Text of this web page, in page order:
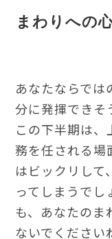
まわりへの
あなたならで
分に発揮できそ
この下半期は
務を任される場
はビックリして
ってしまうでし
も、あなたのま
ないでください